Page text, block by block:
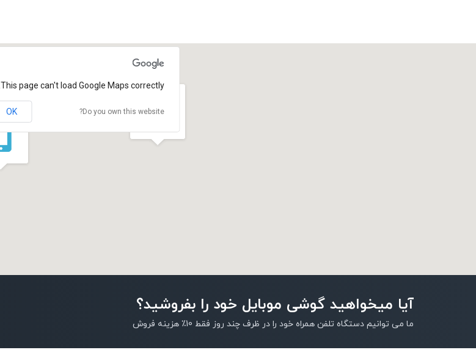
This page can't load Google Maps correctly.
Do you own this website?
OK
آیا میخواهید گوشی موبایل خود را بفروشید؟
ما می توانیم دستگاه تلفن همراه خود را در ظرف چند روز فقط 10٪ هزینه فروش